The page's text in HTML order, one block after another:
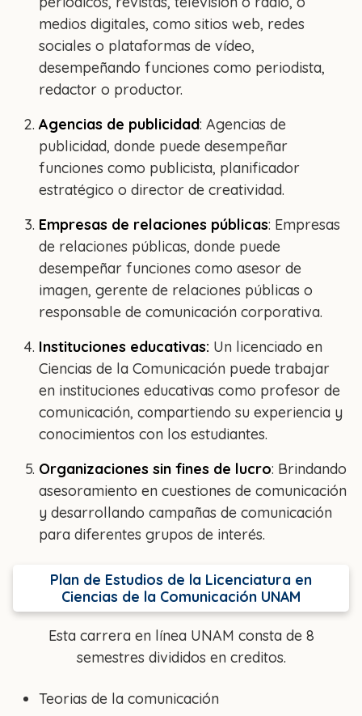
medios digitales, como sitios web, redes
sociales o plataformas de vídeo,
desempeñando funciones como periodista,
redactor o productor.
Agencias de publicidad: Agencias de
publicidad, donde puede desempeñar
funciones como publicista, planificador
estratégico o director de creatividad.
Empresas de relaciones públicas: Empresas
de relaciones públicas, donde puede
desempeñar funciones como asesor de
imagen, gerente de relaciones públicas o
responsable de comunicación corporativa.
Instituciones educativas: Un licenciado en
Ciencias de la Comunicación puede trabajar
en instituciones educativas como profesor de
comunicación, compartiendo su experiencia y
conocimientos con los estudiantes.
Organizaciones sin fines de lucro: Brindando
asesoramiento en cuestiones de comunicación
y desarrollando campañas de comunicación
para diferentes grupos de interés.
Plan de Estudios de la Licenciatura en
Ciencias de la Comunicación UNAM
Esta carrera en línea UNAM consta de 8
semestres divididos en creditos.
Teorias de la comunicación